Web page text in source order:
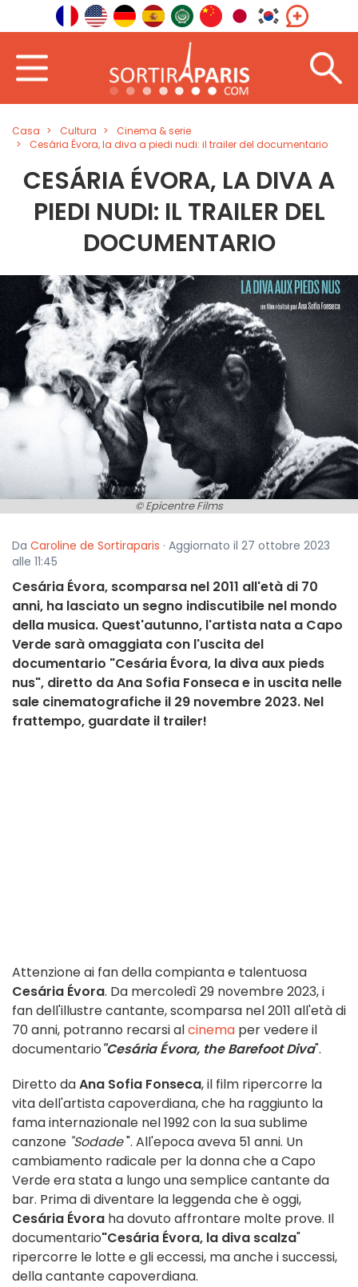
Casa Cultura
Cinema & serie
Cesária Évora, la diva a piedi nudi: il trailer del documentario
CESÁRIA ÉVORA, LA DIVA A
PIEDI NUDI: IL TRAILER DEL
DOCUMENTARIO
© Epicentre Films
Da Caroline de Sortiraparis · Aggiornato il 27 ottobre 2023
alle 11:45
Cesária Évora, scomparsa nel 2011 all'età di 70
anni, ha lasciato un segno indiscutibile nel mondo
della musica. Quest'autunno, l'artista nata a Capo
Verde sarà omaggiata con l'uscita del
documentario "Cesária Évora, la diva aux pieds
nus", diretto da Ana Sofia Fonseca e in uscita nelle
sale cinematografiche il 29 novembre 2023. Nel
frattempo, guardate il trailer!
Attenzione ai fan della compianta e talentuosa
Cesária Évora. Da mercoledì 29 novembre 2023, i
fan dell'illustre cantante, scomparsa nel 2011 all'età di
70 anni, potranno recarsi alcinema per vedere il
documentario"Cesária Évora, the Barefoot Diva".
Diretto daAna Sofia Fonseca, il film ripercorre la
vita dell'artista capoverdiana, che ha raggiunto la
fama internazionale nel 1992 con la sua sublime
canzone "Sodade". All'epoca aveva 51 anni. Un
cambiamento radicale per la donna che a Capo
Verde era stata a lungo una semplice cantante da
bar. Prima di diventare la leggenda che è oggi,
Cesária Évora ha dovuto affrontare molte prove. Il
documentario"Cesária Évora, la diva scalza"
ripercorre le lotte e gli eccessi, ma anche i successi,
della cantante capoverdiana.